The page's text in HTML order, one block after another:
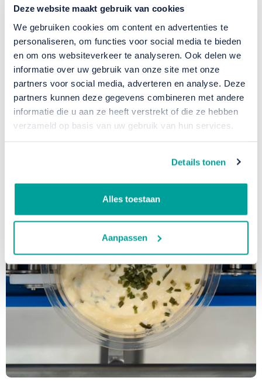
Deze website maakt gebruik van cookies
We gebruiken cookies om content en advertenties te
personaliseren, om functies voor social media te bieden
en om ons websiteverkeer te analyseren. Ook delen we
informatie over uw gebruik van onze site met onze
partners voor social media, adverteren en analyse. Deze
partners kunnen deze gegevens combineren met andere
informatie die u aan ze heeft verstrekt of die ze hebben
verzameld op basis van uw gebruik van hun services.
Details tonen
Alles toestaan
Aanpassen
zuurkool, gesneden rode biet, bladspinazie of
groentemixen biedt de AG-S-uitvoering uitkomst.
Dankzij aangepaste mechaniek en grote doorlaten
blijven productstructuren behouden en wordt
schade aan gevoelige componenten voorkomen.